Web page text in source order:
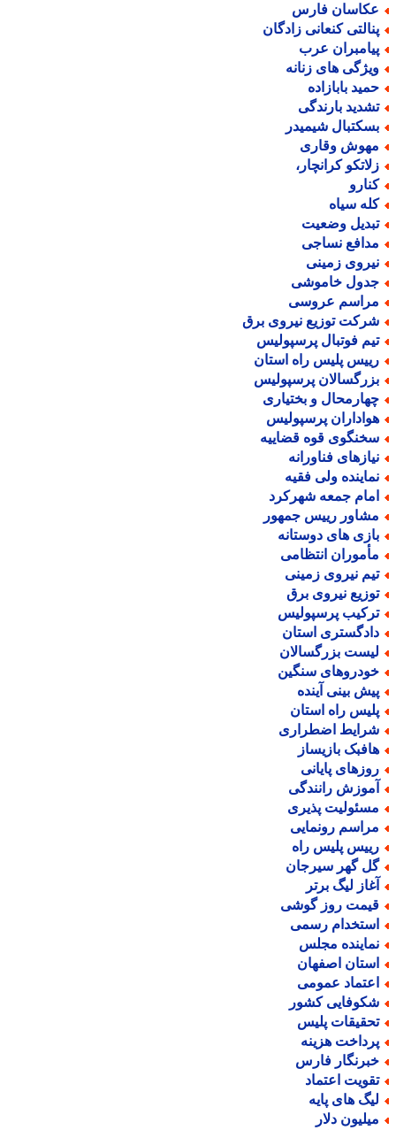
فارس
کنعانی زادگان
عرب
های زنانه
بابازاده
بارندگی
شیمیدر
وقاری
کرانچار،
سیاه
وضعیت
نساجی
زمینی
خاموشی
عروسی
توزیع نیروی برق
فوتبال پرسپولیس
پلیس راه استان
پرسپولیس
و بختیاری
پرسپولیس
قوه قضاییه
فناورانه
ولی فقیه
جمعه شهرکرد
رییس جمهور
های دوستانه
انتظامی
نیروی زمینی
نیروی برق
پرسپولیس
استان
بزرگسالان
سنگین
بینی آینده
راه استان
اضطراری
بازیساز
پایانی
رانندگی
پذیری
رونمایی
پلیس راه
گهر سیرجان
لیگ برتر
روز گوشی
رسمی
مجلس
اصفهان
عمومی
کشور
پلیس
هزینه
فارس
اعتماد
های پایه
دلار